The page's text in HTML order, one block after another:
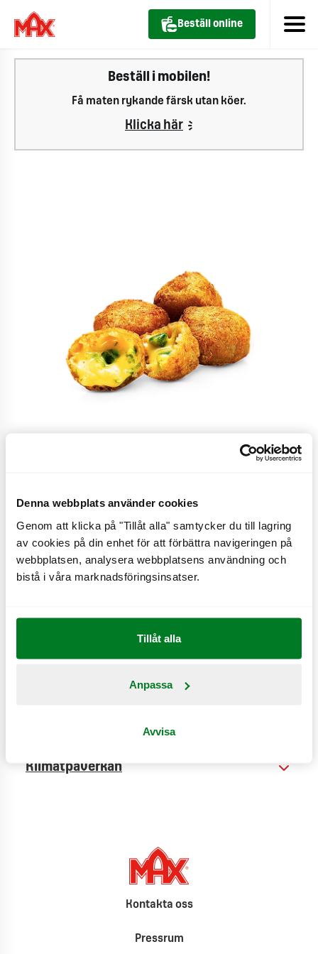
Denna webbplats använder cookies
Genom att klicka på "Tillåt alla" samtycker du till lagring
av cookies på din enhet för att förbättra navigeringen på
webbplatsen, analysera webbplatsens användning och
bistå i våra marknadsföringsinsatser.
Tillåt alla
Anpassa
Avvisa
Beställ online
Beställ i mobilen!
Få maten rykande färsk utan köer.
Klicka här
Liten, 4 st
Chilicheese, liten.
CO2e 0,3 kg
Näringsinformation
Produktinformation
Klimatpåverkan
Kontakta oss
Pressrum